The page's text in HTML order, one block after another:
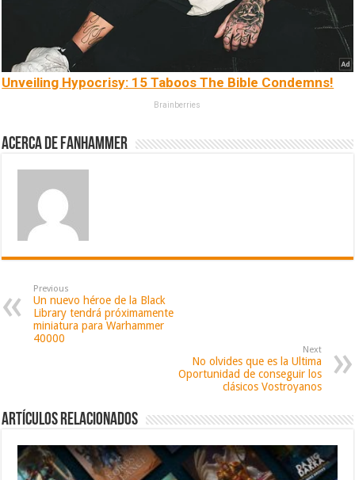
Unveiling Hypocrisy: 15 Taboos The Bible Condemns!
Brainberries
Acerca de fanhammer
Previous
Un nuevo héroe de la Black
Library tendrá próximamente
miniatura para Warhammer
40000
Next
No olvides que es la Ultima
Oportunidad de conseguir los
clásicos Vostroyanos
Artículos relacionados